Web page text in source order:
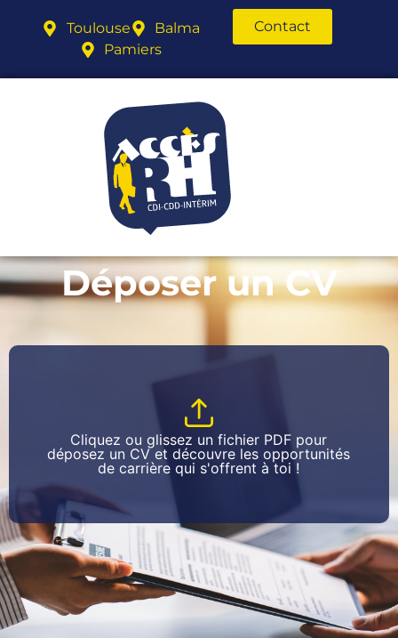
Toulouse
Balma
Pamiers
Contact
Déposer un CV
Cliquez ou glissez un fichier PDF pour
déposez un CV et découvre les opportunités
de carrière qui s'offrent à toi !